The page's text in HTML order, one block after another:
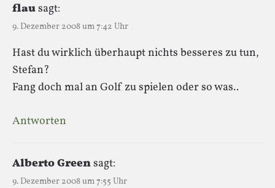
flausagt:
9. Dezember 2008 um 7:42 Uhr
Hast du wirklich überhaupt nichts besseres zu tun,
Stefan?
Fang doch mal an Golf zu spielen oder so was..
Antworten
Alberto Greensagt:
9. Dezember 2008 um 7:55 Uhr